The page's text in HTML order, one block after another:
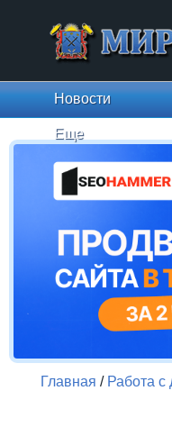
Новости
Еще
Главная / Работа с